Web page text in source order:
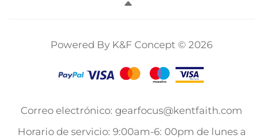
Powered By K&F Concept © 2026
Correo electrónico: gearfocus@kentfaith.com
Horario de servicio: 9:00am-6: 00pm de lunes a